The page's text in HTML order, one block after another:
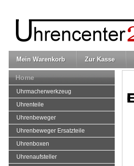
Mein Warenkorb Zur Kasse
Home
Uhrmacherwerkzeug
Uhrenteile
Uhrenbeweger
Uhrenbeweger Ersatzteile
Uhrenboxen
Uhrenaufsteller